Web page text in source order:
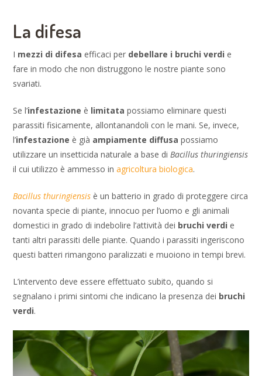
La difesa
I mezzi di difesa efficaci per debellare i bruchi verdi e
fare in modo che non distruggono le nostre piante sono
svariati.
Se l’infestazione è limitata possiamo eliminare questi
parassiti fisicamente, allontanandoli con le mani. Se, invece,
l’infestazione è già ampiamente diffusa possiamo
utilizzare un insetticida naturale a base diBacillus thuringiensis
il cui utilizzo è ammesso inagricoltura biologica.
Bacillus thuringiensis è un batterio in grado di proteggere circa
novanta specie di piante, innocuo per l’uomo e gli animali
domestici in grado di indebolire l’attività dei bruchi verdi e
tanti altri parassiti delle piante. Quando i parassiti ingeriscono
questi batteri rimangono paralizzati e muoiono in tempi brevi.
L’intervento deve essere effettuato subito, quando si
segnalano i primi sintomi che indicano la presenza dei bruchi
verdi.